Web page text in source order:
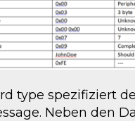
type spezifiziert
Neben den